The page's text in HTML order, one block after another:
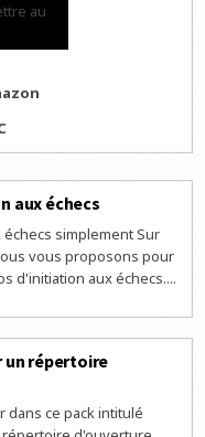
au
aux échecs
simplement Sur
vous proposons pour
d'initiation aux échecs....
un répertoire
dans ce pack intitulé